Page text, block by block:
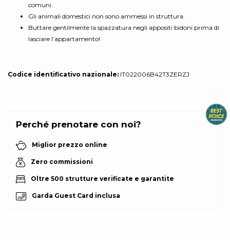
comuni.
Gli animali domestici non sono ammessi in struttura.
Buttare gentilmente la spazzatura negli appositi bidoni prima di
lasciare l’appartamento!
Codice identificativo nazionale: IT022006B42T3ZERZJ
Perché prenotare con noi?
Miglior prezzo online
Zero commissioni
Oltre 500 strutture verificate e garantite
Garda Guest Card inclusa